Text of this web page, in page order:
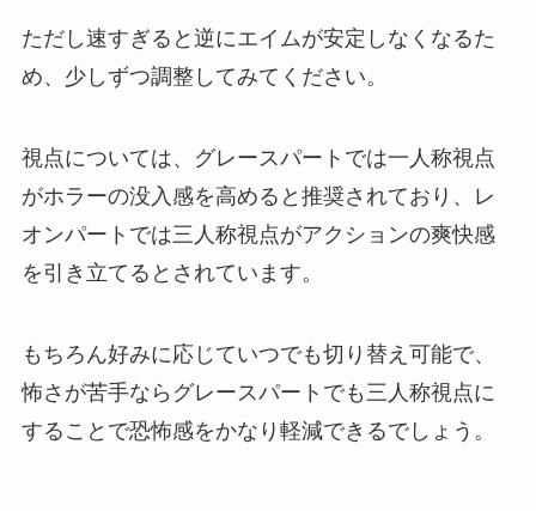
ただし速すぎると逆にエイムが安定しなくなるた
め、少しずつ調整してみてください。
視点については、グレースパートでは一人称視点
がホラーの没入感を高めると推奨されており、レ
オンパートでは三人称視点がアクションの爽快感
を引き立てるとされています。
もちろん好みに応じていつでも切り替え可能で、
怖さが苦手ならグレースパートでも三人称視点に
することで恐怖感をかなり軽減できるでしょう。